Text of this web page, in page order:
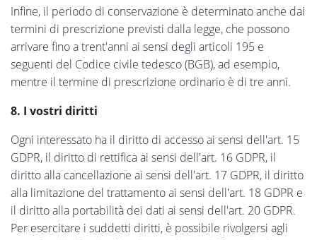
Infine, il periodo di conservazione è determinato anche dai
termini di prescrizione previsti dalla legge, che possono
arrivare fino a trent'anni ai sensi degli articoli 195 e
seguenti del Codice civile tedesco (BGB), ad esempio,
mentre il termine di prescrizione ordinario è di tre anni.
8. I vostri diritti
Ogni interessato ha il diritto di accesso ai sensi dell'art. 15
GDPR, il diritto di rettifica ai sensi dell'art. 16 GDPR, il
diritto alla cancellazione ai sensi dell'art. 17 GDPR, il diritto
alla limitazione del trattamento ai sensi dell'art. 18 GDPR e
il diritto alla portabilità dei dati ai sensi dell'art. 20 GDPR.
Per esercitare i suddetti diritti, è possibile rivolgersi agli